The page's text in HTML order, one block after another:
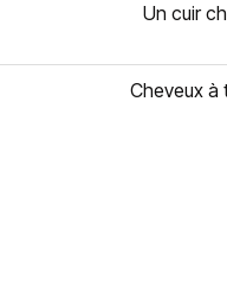
Un cuir
Cheveux à